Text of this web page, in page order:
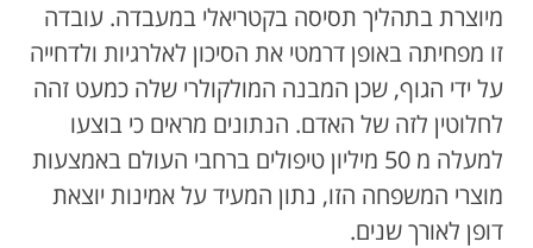
מיוצרת בתהליך תסיסה בקטריאלי במעבדה. עובדה
זו מפחיתה באופן דרמטי את הסיכון לאלרגיות ולדחייה
על ידי הגוף, שכן המבנה המולקולרי שלה כמעט זהה
לחלוטין לזה של האדם. הנתונים מראים כי בוצעו
למעלה מ 50 מיליון טיפולים ברחבי העולם באמצעות
מוצרי המשפחה הזו, נתון המעיד על אמינות יוצאת
דופן לאורך שנים.